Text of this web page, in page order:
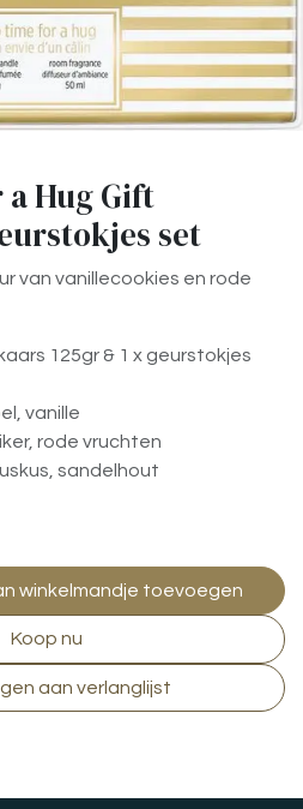
Hug Gift
set
van vanillecookies en rode
125gr & 1 x geurstokjes
vanille
rode vruchten
sandelhout
winkelmandje toevoegen
Koop nu
aan verlanglijst